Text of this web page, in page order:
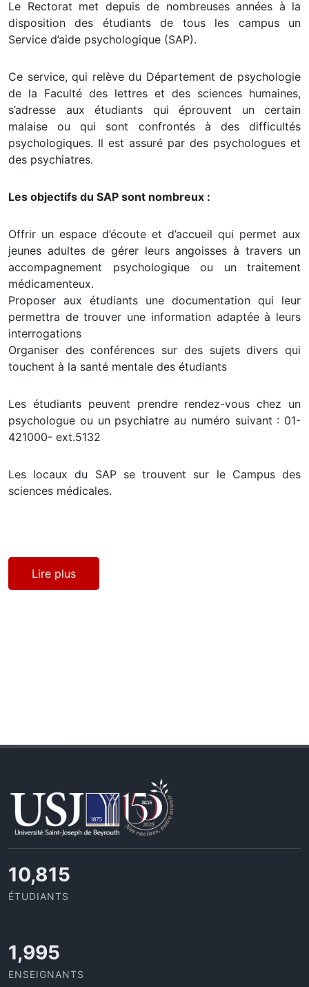
Le Rectorat met depuis de nombreuses années à la
disposition des étudiants de tous les campus un
Service d’aide psychologique (SAP).
Ce service, qui relève du Département de psychologie
de la Faculté des lettres et des sciences humaines,
s’adresse aux étudiants qui éprouvent un certain
malaise ou qui sont confrontés à des difficultés
psychologiques. Il est assuré par des psychologues et
des psychiatres.
Les objectifs du SAP sont nombreux :
Offrir un espace d’écoute et d’accueil qui permet aux
jeunes adultes de gérer leurs angoisses à travers un
accompagnement psychologique ou un traitement
médicamenteux.
Proposer aux étudiants une documentation qui leur
permettra de trouver une information adaptée à leurs
interrogations
Organiser des conférences sur des sujets divers qui
touchent à la santé mentale des étudiants
Les étudiants peuvent prendre rendez-vous chez un
psychologue ou un psychiatre au numéro suivant : 01-
421000- ext.5132
Les locaux du SAP se trouvent sur le Campus des
sciences médicales.
Lire plus
11,433
ÉTUDIANTS
2,109
ENSEIGNANTS